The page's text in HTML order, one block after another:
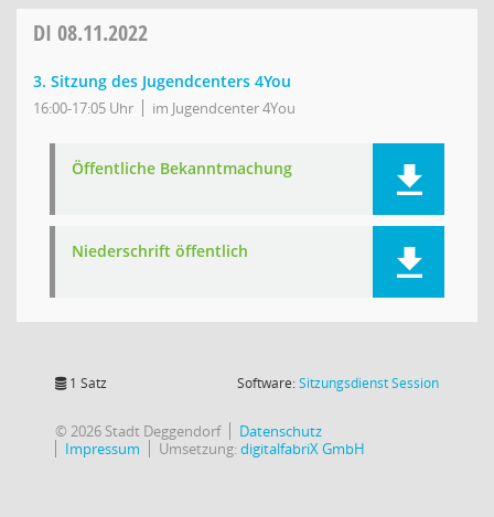
DI 08.11.2022
3. Sitzung des Jugendcenters 4You
16:00-17:05 Uhr im Jugendcenter 4You
Öffentliche Bekanntmachung
Niederschrift öffentlich
1 Satz Software:SitzungsdienstSession(Wird in
© 2026 Stadt Deggendorf
Datenschutz
Impressum
Umsetzung:digitalfabriX GmbH